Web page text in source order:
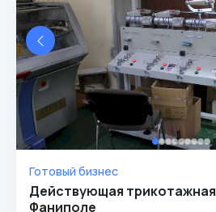
Готовый бизнес
Действующая
Фаниполе